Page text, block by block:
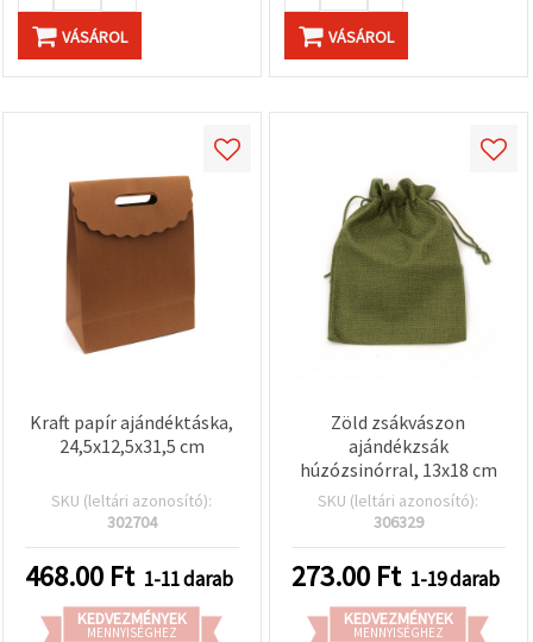
VÁSÁROL VÁSÁROL
Kraft papír ajándéktáska,
24,5x12,5x31,5 cm
SKU (leltári azonosító):
302704
468.00 Ft 1-11 darab
KEDVEZMÉNYEK
MENNYISÉGHEZ
Zöld zsákvászon
ajándékzsák
húzózsinórral, 13x18 cm
SKU (leltári azonosító):
306329
273.00 Ft 1-19 darab
KEDVEZMÉNYEK
MENNYISÉGHEZ